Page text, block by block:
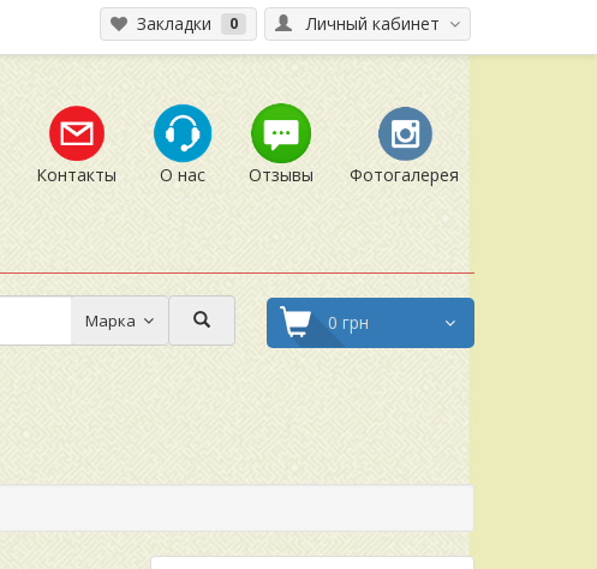
Личный кабинет
Закладки 0
Контакты О нас Отзывы Фотогалерея
Марка 0 грн